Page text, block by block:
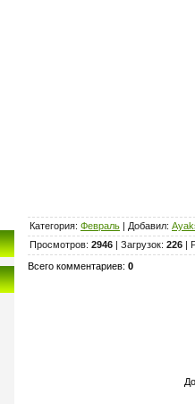
Категория: Февраль | Добавил:
Просмотров: 2946 | Загрузок: 226 |
Всего комментариев: 0